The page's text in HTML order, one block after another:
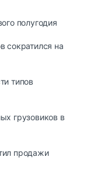
полугодия
сократился на
типов
грузовиков в
продажи